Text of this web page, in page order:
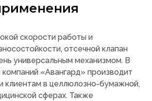
скорости работы и
отсечной клапан
универсальным механизмом. В
компаний «Авангард» производит
клиентам в целлюлозно-бумажной,
сферах. Также